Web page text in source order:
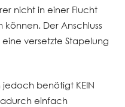
nicht in einer Flucht
Der Anschluss
versetzte Stapelung
benötigt KEIN
einfach